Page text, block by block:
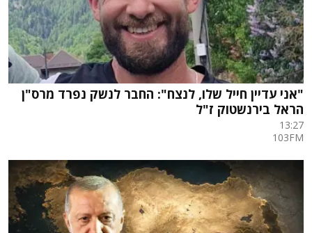
"אני עדיין חייל שלו, לנצח": החבר לנשק נפרד מרס"ן
הראל בירנשטוק ז"ל
13:27
103FM